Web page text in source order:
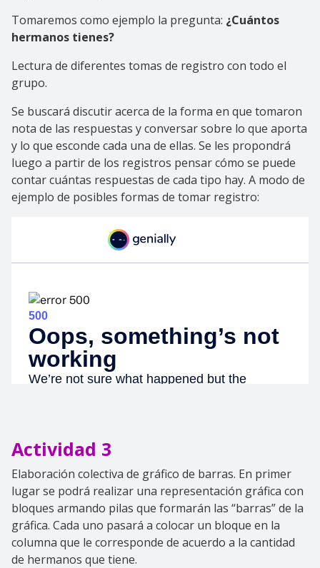
Tomaremos como ejemplo la pregunta: ¿Cuántos
hermanos tienes?
Lectura de diferentes tomas de registro con todo el
grupo.
Se buscará discutir acerca de la forma en que tomaron
nota de las respuestas y conversar sobre lo que aporta
y lo que esconde cada una de ellas. Se les propondrá
luego a partir de los registros pensar cómo se puede
contar cuántas respuestas de cada tipo hay. A modo de
ejemplo de posibles formas de tomar registro:
Actividad 3
Elaboración colectiva de gráfico de barras. En primer
lugar se podrá realizar una representación gráfica con
bloques armando pilas que formarán las “barras” de la
gráfica. Cada uno pasará a colocar un bloque en la
columna que le corresponde de acuerdo a la cantidad
de hermanos que tiene.